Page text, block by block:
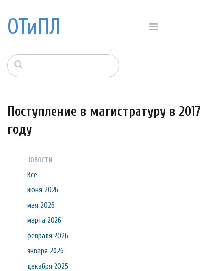
ОТиПЛ
Поступление в магистратуру в 2017
году
НОВОСТИ
Все
июня 2026
мая 2026
марта 2026
февраля 2026
января 2026
декабря 2025